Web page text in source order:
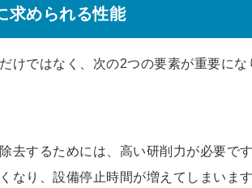
求められる性能
けではなく、次の2つの要素が重要にな
去するためには、高い研削力が必要です
なり、設備停止時間が増えてしまいま